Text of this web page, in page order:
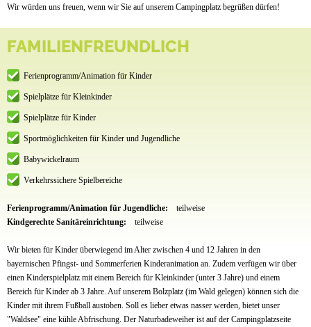
Wir würden uns freuen, wenn wir Sie auf unserem Campingplatz begrüßen dürfen!
FAMILIENFREUNDLICH
Ferienprogramm/Animation für Kinder
Spielplätze für Kleinkinder
Spielplätze für Kinder
Sportmöglichkeiten für Kinder und Jugendliche
Babywickelraum
Verkehrssichere Spielbereiche
Ferienprogramm/Animation für Jugendliche:
teilweise
Kindgerechte Sanitäreinrichtung:
teilweise
Wir bieten für Kinder überwiegend im Alter zwischen 4 und 12 Jahren in den
bayernischen Pfingst- und Sommerferien Kinderanimation an. Zudem verfügen wir über
einen Kinderspielplatz mit einem Bereich für Kleinkinder (unter 3 Jahre) und einem
Bereich für Kinder ab 3 Jahre. Auf unserem Bolzplatz (im Wald gelegen) können sich die
Kinder mit ihrem Fußball austoben. Soll es lieber etwas nasser werden, bietet unser
"Waldsee" eine kühle Abfrischung. Der Naturbadeweiher ist auf der Campingplatzseite